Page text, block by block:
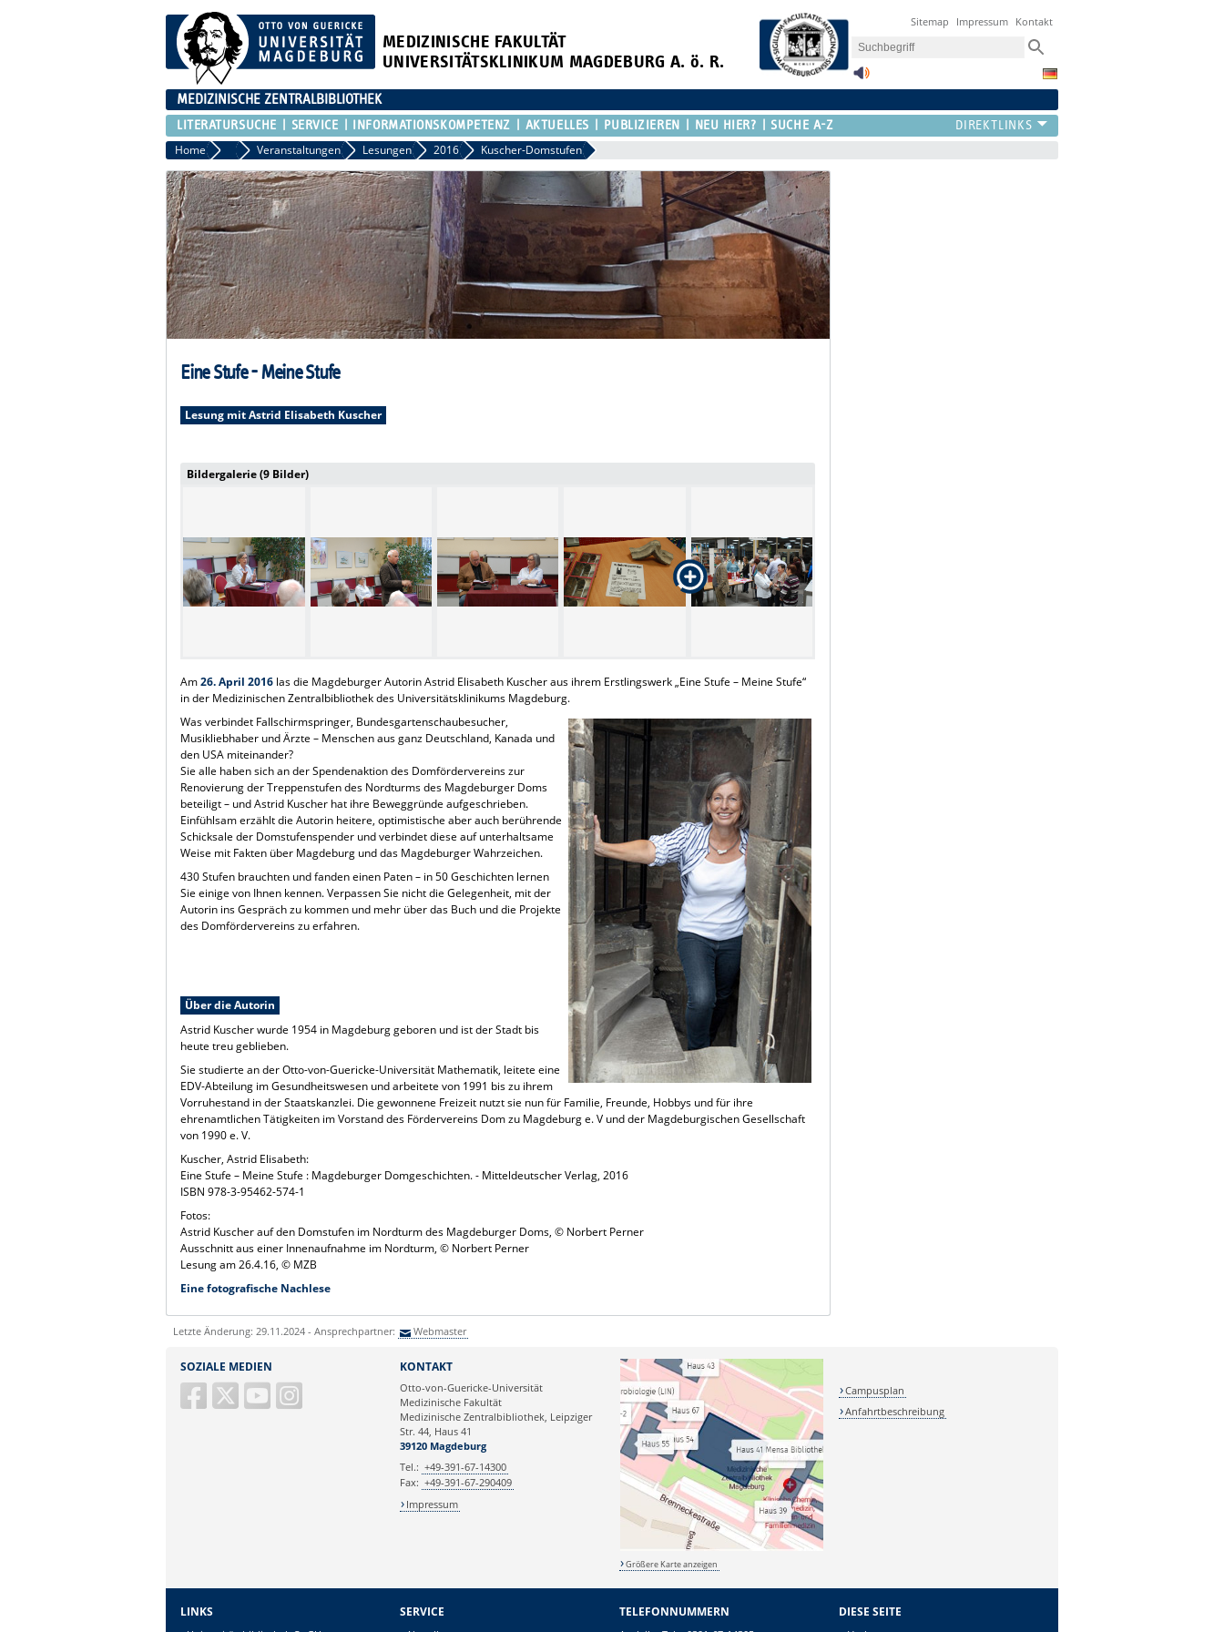
MEDIZINISCHE FAKULTÄT
UNIVERSITÄTSKLINIKUM MAGDEBURG A. ö. R.
Sitemap Impressum Kontakt
MEDIZINISCHE ZENTRALBIBLIOTHEK
LITERATURSUCHE SERVICE INFORMATIONSKOMPETENZ AKTUELLES PUBLIZIEREN NEU HIER? SUCHE A-Z
Home AktuellesVeranstaltungen Lesungen 2016 Kuscher-Domstufen
Eine Stufe - Meine Stufe
Lesung mit Astrid Elisabeth Kuscher
Bildergalerie (9 Bilder)
Am26. April 2016 las die Magdeburger Autorin Astrid Elisabeth Kuscher aus ihrem Erstlingswerk „Eine Stufe – Meine Stufe“
in der Medizinischen Zentralbibliothek des Universitätsklinikums Magdeburg.
Was verbindet Fallschirmspringer, Bundesgartenschaubesucher,
Musikliebhaber und Ärzte – Menschen aus ganz Deutschland, Kanada und
den USA miteinander?
Sie alle haben sich an der Spendenaktion des Domfördervereins zur
Renovierung der Treppenstufen des Nordturms des Magdeburger Doms
beteiligt – und Astrid Kuscher hat ihre Beweggründe aufgeschrieben.
Einfühlsam erzählt die Autorin heitere, optimistische aber auch berührende
Schicksale der Domstufenspender und verbindet diese auf unterhaltsame
Weise mit Fakten über Magdeburg und das Magdeburger Wahrzeichen.
430 Stufen brauchten und fanden einen Paten – in 50 Geschichten lernen
Sie einige von Ihnen kennen. Verpassen Sie nicht die Gelegenheit, mit der
Autorin ins Gespräch zu kommen und mehr über das Buch und die Projekte
des Domfördervereins zu erfahren.
Über die Autorin
Astrid Kuscher wurde 1954 in Magdeburg geboren und ist der Stadt bis
heute treu geblieben.
Sie studierte an der Otto-von-Guericke-Universität Mathematik, leitete eine
EDV-Abteilung im Gesundheitswesen und arbeitete von 1991 bis zu ihrem
Vorruhestand in der Staatskanzlei. Die gewonnene Freizeit nutzt sie nun für Familie, Freunde, Hobbys und für ihre
ehrenamtlichen Tätigkeiten im Vorstand des Fördervereins Dom zu Magdeburg e. V und der Magdeburgischen Gesellschaft
von 1990 e. V.
Kuscher, Astrid Elisabeth:
Eine Stufe – Meine Stufe : Magdeburger Domgeschichten. - Mitteldeutscher Verlag, 2016
ISBN 978-3-95462-574-1
Fotos:
Astrid Kuscher auf den Domstufen im Nordturm des Magdeburger Doms, © Norbert Perner
Ausschnitt aus einer Innenaufnahme im Nordturm, © Norbert Perner
Lesung am 26.4.16, © MZB
Eine fotografische Nachlese
Letzte Änderung: 29.11.2024 - Ansprechpartner: Webmaster
SOZIALE MEDIEN KONTAKT
Otto-von-Guericke-Universität
Medizinische Fakultät
Medizinische Zentralbibliothek, Leipziger
Str. 44, Haus 41
39120 Magdeburg
Tel.: +49-391-67-14300
Fax: +49-391-67-290409
Impressum
Größere Karte anzeigen
Campusplan
Anfahrtbeschreibung
LINKS SERVICE TELEFONNUMMERN DIESE SEITE